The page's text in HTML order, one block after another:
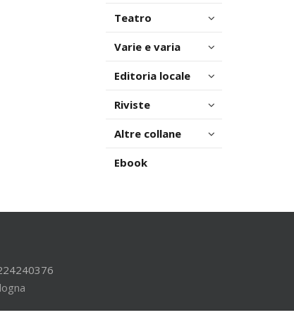
Teatro
Varie e varia
Editoria locale
Riviste
Altre collane
Ebook